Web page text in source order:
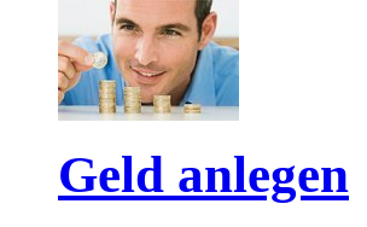
Geld anlegen